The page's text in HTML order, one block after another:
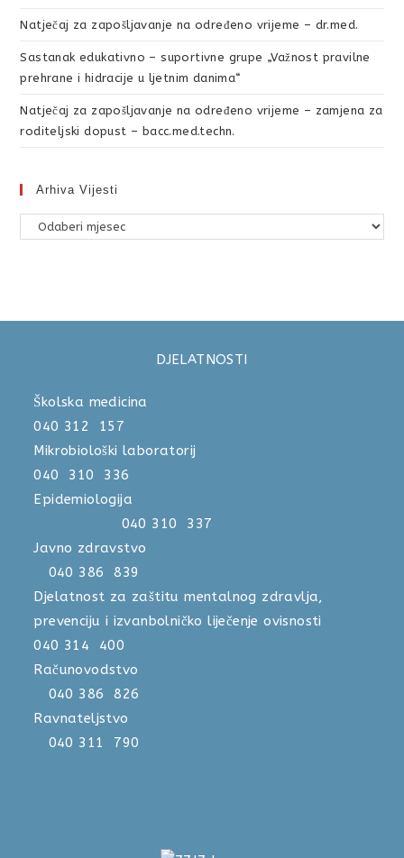
Natječaj za zapošljavanje na određeno vrijeme – dr.med.
Sastanak edukativno – suportivne grupe „Važnost pravilne
prehrane i hidracije u ljetnim danima“
Natječaj za zapošljavanje na određeno vrijeme – zamjena za
roditeljski dopust – bacc.med.techn.
Arhiva Vijesti
DJELATNOSTI
Školska medicina
040 312 157
Mikrobiološki laboratorij
040 310 336
Epidemiologija
040 310 337
Javno zdravstvo
040 386 839
Djelatnost za zaštitu mentalnog zdravlja,
prevenciju i izvanbolničko liječenje ovisnosti
040 314 400
Računovodstvo
040 386 826
Ravnateljstvo
040 311 790